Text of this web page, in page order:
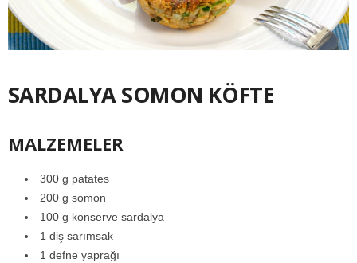
SARDALYA SOMON KÖFTE
MALZEMELER
300 g patates
200 g somon
100 g konserve sardalya
1 diş sarımsak
1 defne yaprağı